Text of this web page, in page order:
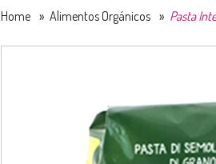
Home » Alimentos Orgánicos » Pasta